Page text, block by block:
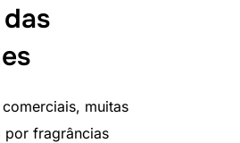
muitas
por fragrâncias